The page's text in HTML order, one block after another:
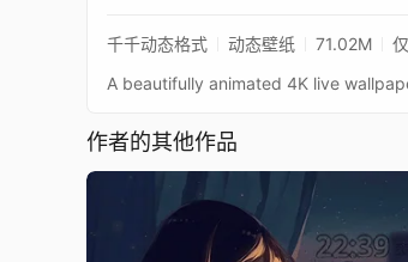
千千动态格式 动态壁纸 71.02M
A beautifully animated 4K live
作者的其他作品